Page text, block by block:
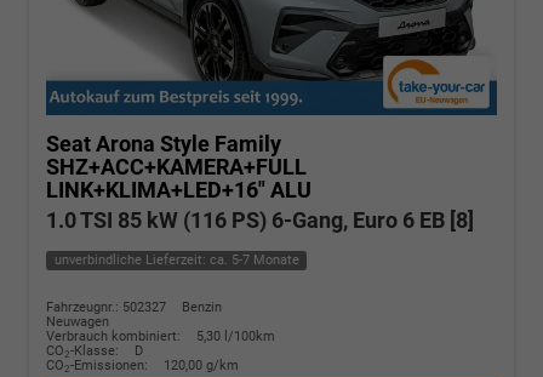
Seat Arona Style Family
SHZ+ACC+KAMERA+FULL
LINK+KLIMA+LED+16" ALU
1.0 TSI 85 kW (116 PS) 6-Gang, Euro 6 EB [8]
unverbindliche Lieferzeit: ca. 5-7 Monate
Fahrzeugnr.: 502327
Benzin
Neuwagen
Verbrauch kombiniert:
5,30 l/100km
CO2-Klasse:
D
CO2-Emissionen: 120,00 g/km